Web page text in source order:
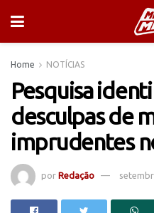
Home NOTÍCIAS
Pesquisa
desculpas de
imprudentes
por Redação